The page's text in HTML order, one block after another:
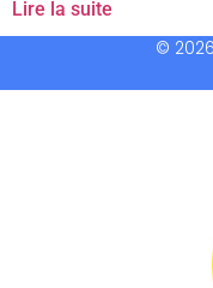
Lire la suite
©